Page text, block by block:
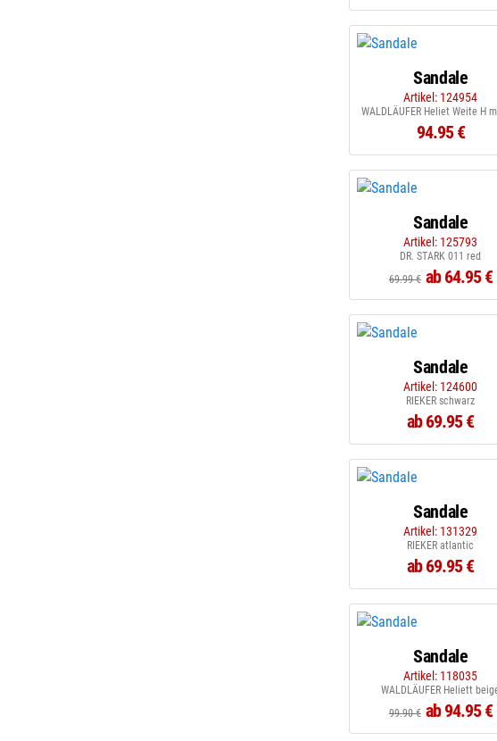
Sandale
Artikel: 124954
WALDLÄUFER Heliet Weite H
94.95 €
Sandale
Artikel: 125793
DR. STARK 011 red
69.99 € ab 64.95 €
Sandale
Artikel: 124600
RIEKER schwarz
ab 69.95 €
Sandale
Artikel: 131329
RIEKER atlantic
ab 69.95 €
Sandale
Artikel: 118035
WALDLÄUFER Heliett
99.90 € ab 94.95 €